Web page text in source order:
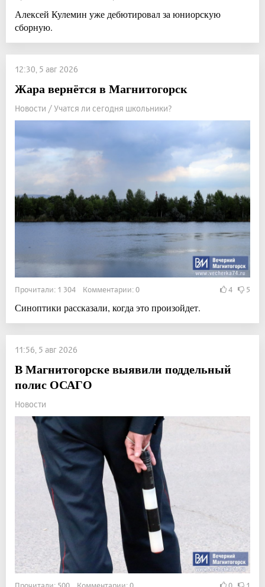
Алексей Кулемин уже дебютировал за юниорскую
сборную.
12:30, 5 авг 2026
Жара вернётся в Магнитогорск
Новости / Учатся ли сегодня школьники?
Прочитали: 1 304 Комментарии: 0 4 5
Синоптики рассказали, когда это произойдет.
11:56, 5 авг 2026
В Магнитогорске выявили поддельный
полис ОСАГО
Новости